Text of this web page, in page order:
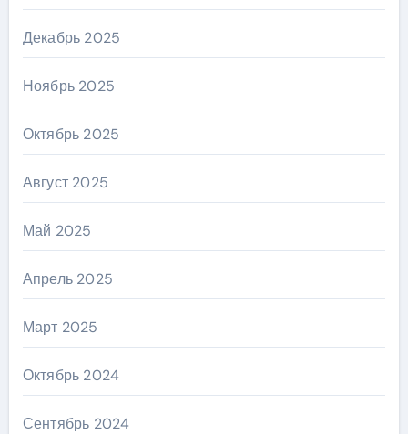
Декабрь 2025
Ноябрь 2025
Октябрь 2025
Август 2025
Май 2025
Апрель 2025
Март 2025
Октябрь 2024
Сентябрь 2024